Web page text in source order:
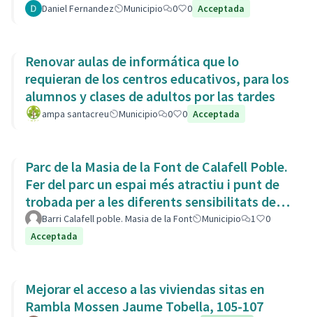
Daniel Fernandez Municipio 0 0 Acceptada
Renovar aulas de informática que lo
requieran de los centros educativos, para los
alumnos y clases de adultos por las tardes
ampa santacreu Municipio 0 0 Acceptada
Parc de la Masia de la Font de Calafell Poble.
Fer del parc un espai més atractiu i punt de
trobada per a les diferents sensibilitats del
barri.Barri Calafell poble. Masia de la Font Municipio 1
0
Acceptada
Mejorar el acceso a las viviendas sitas en
Rambla Mossen Jaume Tobella, 105-107